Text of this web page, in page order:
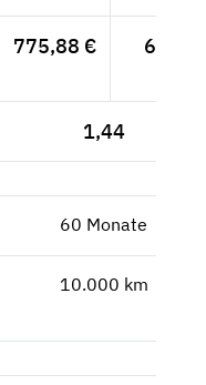
775,88 €
652,-
1,44
60 Monate
10.000 km